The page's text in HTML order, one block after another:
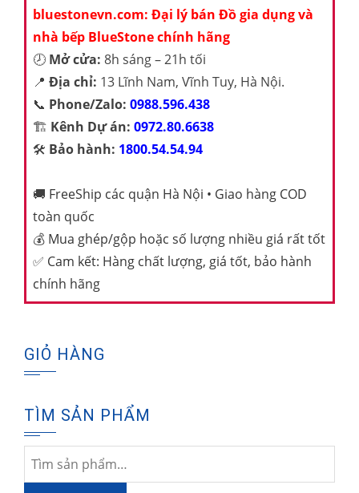
bluestonevn.com: Đại lý bán Đồ gia dụng và
nhà bếp BlueStone chính hãng
🕗 Mở cửa: 8h sáng – 21h tối
📍 Địa chỉ: 13 Lĩnh Nam, Vĩnh Tuy, Hà Nội.
📞 Phone/Zalo: 0988.596.438
🏗️ Kênh Dự án: 0972.80.6638
🛠️ Bảo hành: 1800.54.54.94
🚚 FreeShip các quận Hà Nội • Giao hàng COD
toàn quốc
💰 Mua ghép/gộp hoặc số lượng nhiều giá rất tốt
✅ Cam kết: Hàng chất lượng, giá tốt, bảo hành
chính hãng
GIỎ HÀNG
TÌM SẢN PHẨM
Tìm
kiếm: